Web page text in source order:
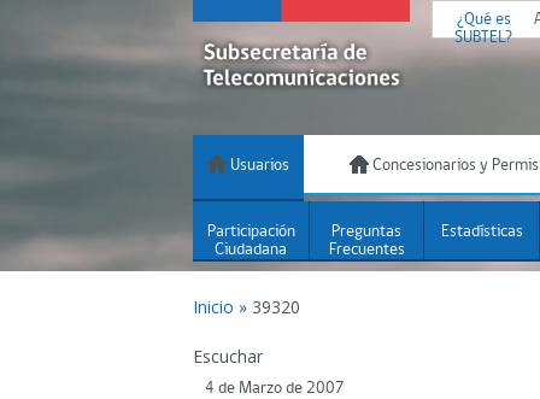
¿Qué es
SUBTEL?
Usuarios Concesionarios y
Participación
Ciudadana
Preguntas
Frecuentes
Estadísticas
Inicio » 39320
Escuchar
4 de Marzo de 2007